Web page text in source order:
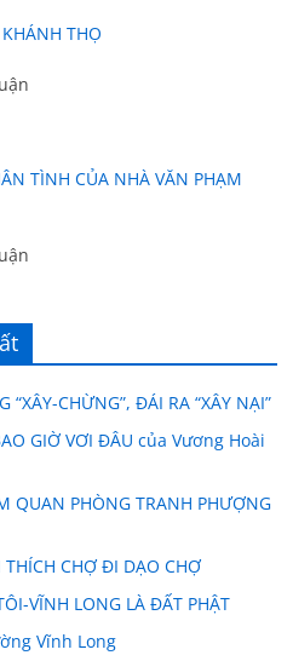
THỌ
TÌNH CỦA NHÀ VĂN PHẠM
CHỪNG”, ĐÁI RA “XÂY NẠI”
GIỜ VƠI ĐÂU của Vương Hoài
QUAN PHÒNG TRANH PHƯỢNG
THÍCH CHỢ ĐI DẠO CHỢ
VĨNH LONG LÀ ĐẤT PHẬT
Vĩnh Long